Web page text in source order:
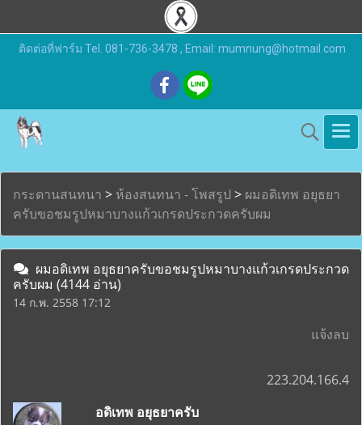
ติดต่อที่ฟาร์ม Tel. 081-736-3478 , Email: mumnung@hotmail.com
กระดานสนทนา > ห้องสนทนา - โพสรูป > ผมอดิเทพ อยุธยา
ครับขอชมรูปหมาบางแก้วเกรดประกวดครับผม
ผมอดิเทพ อยุธยาครับขอชมรูปหมาบางแก้วเกรดประกวด
ครับผม (4144 อ่าน)
14 ก.พ. 2558 17:12
แจ้งลบ
223.204.166.4
อดิเทพ อยุธยาครับ